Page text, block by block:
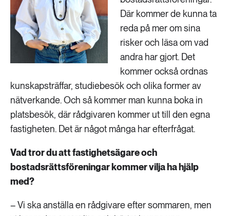
Där kommer de kunna ta
reda på mer om sina
risker och läsa om vad
andra har gjort. Det
kommer också ordnas
kunskapsträffar, studiebesök och olika former av
nätverkande. Och så kommer man kunna boka in
platsbesök, där rådgivaren kommer ut till den egna
fastigheten. Det är något många har efterfrågat.
Vad tror du att fastighetsägare och
bostadsrättsföreningar kommer vilja ha hjälp
med?
– Vi ska anställa en rådgivare efter sommaren, men